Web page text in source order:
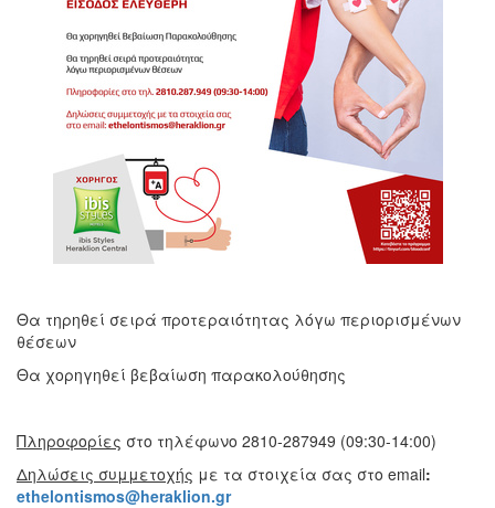
Θα τηρηθεί σειρά προτεραιότητας λόγω περιορισμένων
θέσεων
Θα χορηγηθεί βεβαίωση παρακολούθησης
Πληροφορίες στο τηλέφωνο 2810-287949 (09:30-14:00)
Δηλώσεις συμμετοχής με τα στοιχεία σας στο email:
ethelontismos@heraklion.gr